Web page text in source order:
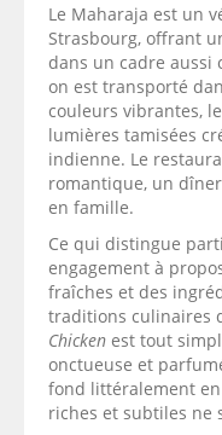
Le Maharaja est un
Strasbourg, offrant
dans un cadre aussi
on est transporté
couleurs vibrantes,
lumières tamisées
indienne. Le
romantique, un
en famille.
Ce qui distingue
engagement à
fraîches et des
traditions culinaires
Chicken est tout
onctueuse et
fond littéralement en
riches et subtiles ne